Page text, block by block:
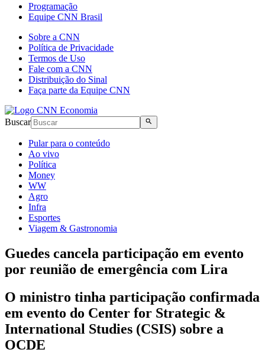
Programação
Equipe CNN Brasil
Sobre a CNN
Política de Privacidade
Termos de Uso
Fale com a CNN
Distribuição do Sinal
Faça parte da Equipe CNN
Buscar
Pular para o conteúdo
Ao vivo
Política
Money
WW
Agro
Infra
Esportes
Viagem & Gastronomia
Guedes cancela participação em evento
por reunião de emergência com Lira
O ministro tinha participação confirmada
em evento do Center for Strategic &
International Studies (CSIS) sobre a
OCDE